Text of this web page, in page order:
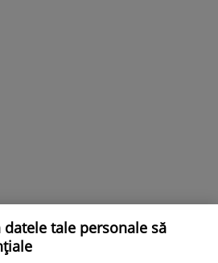
datele tale personale să